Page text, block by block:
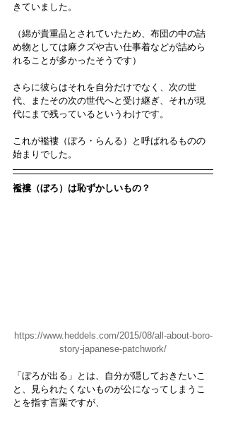
きていました。
（綿が貴重品とされていたため、布団の中の詰
め物としては麻クズや古い仕事着などが詰めら
れることが多かったそうです）
さらに彼らはそれを自分だけでなく、次の世
代、またその次の世代へと受け継ぎ、それが現
代にまで残っているというわけです。
これが襤褸（ぼろ・らんる）と呼ばれるものの
始まりでした。
襤褸（ぼろ）は恥ずかしいもの？
https://www.heddels.com/2015/08/all-about-boro-
story-japanese-patchwork/
「ぼろが出る」とは、自分が隠しておきたいこ
と、見られたくないものが公になってしまうこ
とを指す言葉ですが、